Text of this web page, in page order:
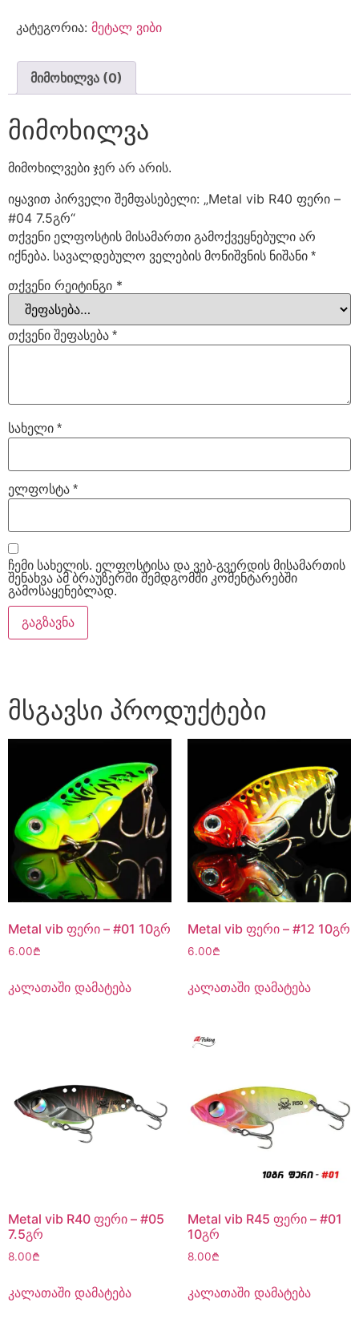
კატეგორია: მეტალ ვიბი
მიმოხილვა (0)
მიმოხილვა
მიმოხილვები ჯერ არ არის.
იყავით პირველი შემფასებელი: „Metal vib R40 ფერი –
#04 7.5გრ“
თქვენი ელფოსტის მისამართი გამოქვეყნებული არ
იქნება. სავალდებულო ველების მონიშვნის ნიშანი *
თქვენი რეიტინგი *
თქვენი შეფასება *
სახელი *
ელფოსტა *
ჩემი სახელის. ელფოსტისა და ვებ-გვერდის მისამართის
შენახვა ამ ბრაუზერში შემდგომში კომენტარებში
გამოსაყენებლად.
მსგავსი პროდუქტები
Metal vib ფერი – #01 10გრ
6.00₾
კალათაში დამატება
Metal vib ფერი – #12 10გრ
6.00₾
კალათაში დამატება
Metal vib R40 ფერი – #05
7.5გრ
8.00₾
კალათაში დამატება
Metal vib R45 ფერი – #01
10გრ
8.00₾
კალათაში დამატება